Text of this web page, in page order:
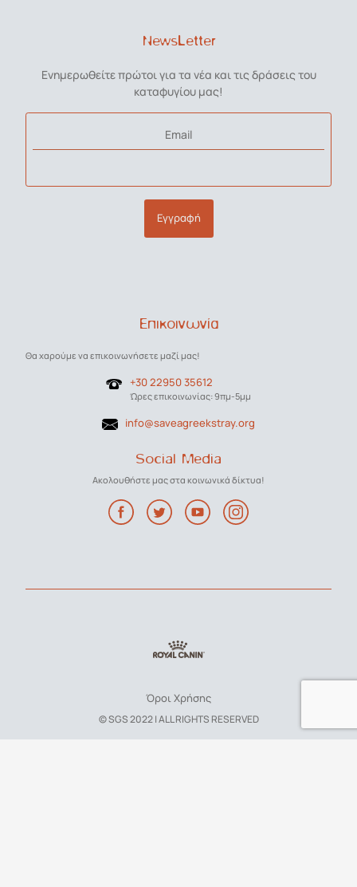
NewsLetter
Ενημερωθείτε πρώτοι για τα νέα και τις δράσεις του
καταφυγίου μας!
Email
Εγγραφή
Επικοινωνία
Θα χαρούμε να επικοινωνήσετε μαζί μας!
+30 22950 35612
Ώρες επικοινωνίας: 9πμ-5μμ
info@saveagreekstray.org
Social Media
Ακολουθήστε μας στα κοινωνικά δίκτυα!
Όροι Χρήσης
© SGS 2022 | ALL RIGHTS RESERVED